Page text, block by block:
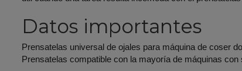
Datos importantes
Prensatelas universal de ojales para máquina de coser
Prensatelas compatible con la mayoría de máquinas